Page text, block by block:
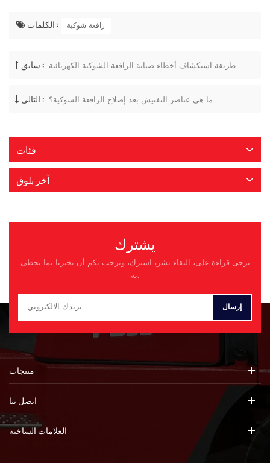
الكلمات : رافعة شوكية
سابق : طريقة استكشاف أخطاء صيانة الرافعة الشوكية الكهربائية
التالي : ما هي عناصر التفتيش بعد إصلاح الرافعة الشوكية؟
فئات
آخر بلوق
يشترك
يرجى قراءة على، البقاء نشر، اشترك، ونرحب بكم أن تخبرنا بما تحظى
به.
منتجات
اتصل بنا
العلامات الساخنة